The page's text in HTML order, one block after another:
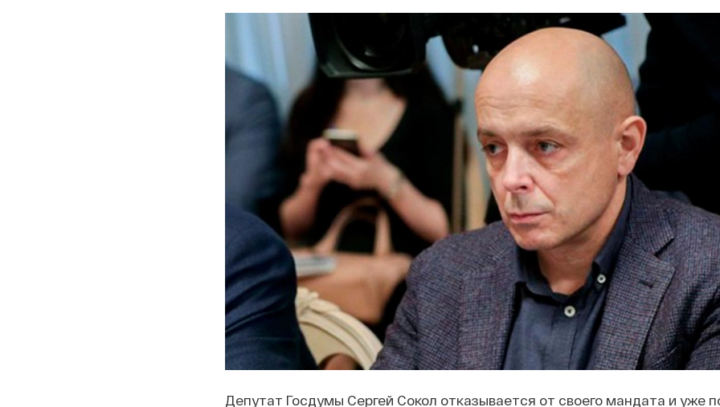
Депутат Госдумы Сергей Сокол отказывается от своего мандата и уже